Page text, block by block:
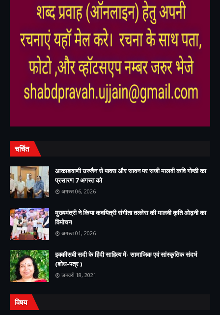
चर्चित
आकाशवाणी उज्जैन से पावस और सावन पर सजी मालवी कवि गोष्ठी का
प्रसारण 7 अगस्त को
अगस्त 06, 2026
मुख्यमंत्री ने किया कवयित्री संगीता तल्लेरा की मालवी कृति ओढ़नी का
विमोचन
अगस्त 01, 2026
इक्कीसवी सदी के हिंदी साहित्य में- सामाजिक एवं सांस्कृतिक संदर्भ
(शोध-पत्र )
जनवरी 18, 2021
विषय